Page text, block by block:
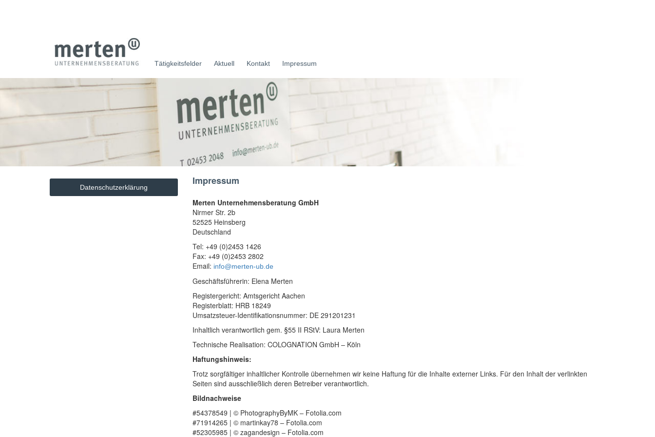
Tätigkeitsfelder Aktuell Kontakt Impressum
Datenschutzerklärung
Impressum
Merten Unternehmensberatung GmbH
Nirmer Str. 2b
52525 Heinsberg
Deutschland
Tel: +49 (0)2453 1426
Fax: +49 (0)2453 2802
Email: info@merten-ub.de
Geschäftsführerin: Elena Merten
Registergericht: Amtsgericht Aachen
Registerblatt: HRB 18249
Umsatzsteuer-Identifikationsnummer: DE 291201231
Inhaltlich verantwortlich gem. §55 II RStV: Laura Merten
Technische Realisation: COLOGNATION GmbH – Köln
Haftungshinweis:
Trotz sorgfältiger inhaltlicher Kontrolle übernehmen wir keine Haftung für die Inhalte externer Links. Für den Inhalt der verlinkten
Seiten sind ausschließlich deren Betreiber verantwortlich.
Bildnachweise
#54378549 | © PhotographyByMK – Fotolia.com
#71914265 | © martinkay78 – Fotolia.com
#52305985 | © zagandesign – Fotolia.com